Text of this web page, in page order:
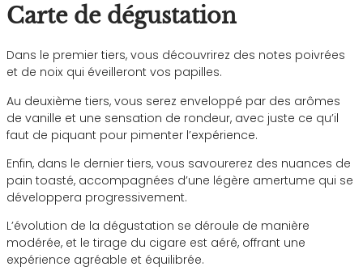
Carte de dégustation
Dans le premier tiers, vous découvrirez des notes poivrées
et de noix qui éveilleront vos papilles.
Au deuxième tiers, vous serez enveloppé par des arômes
de vanille et une sensation de rondeur, avec juste ce qu’il
faut de piquant pour pimenter l’expérience.
Enfin, dans le dernier tiers, vous savourerez des nuances de
pain toasté, accompagnées d’une légère amertume qui se
développera progressivement.
L’évolution de la dégustation se déroule de manière
modérée, et le tirage du cigare est aéré, offrant une
expérience agréable et équilibrée.